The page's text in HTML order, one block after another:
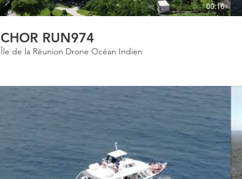
00:16
CHOR RUN974
Île de la Réunion Drone Océan Indien